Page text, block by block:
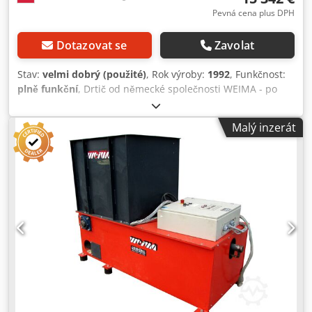
Pevná cena plus DPH
Dotazovat se Zavolat
Stav: velmi dobrý (použité), Rok výroby: 1992, Funkčnost:
plně funkční, Drtič od německé společnosti WEIMA - po
generální opravě - rok výroby 1992 - dokumentace Chedpfx
Ajuditwef Uea TECHNICKÉ SPECIFIKACE rozměr násypky
800 x 1000 mm průměr rotoru 315 mm délka rotoru 800
mm otáčky rotoru 90 ot/min V-rotor hlavní motor 22 kW
počet nožů 19 kusů rotující řezné nože 30 mm x 30 mm síto
fi 20 mm a 15 mm AUTOREWERS HYDRAULICKÁ ZÁSUVKA
výška lisovací zásuvky 275 mm průměr vývodu fi 200 mm
celkové rozměry stroje (délka / šířka / výška) 210 / 160 / 180
cm hmotnost 1600 kg
Malý inzerát